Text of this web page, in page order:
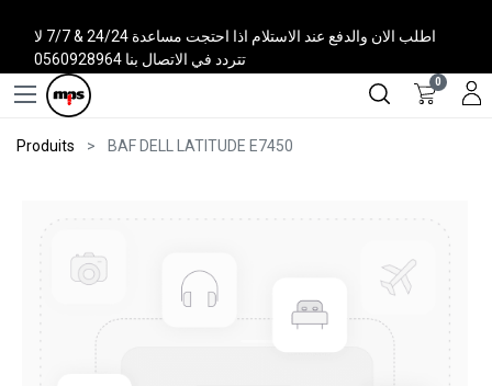
اطلب الان والدفع عند الاستلام اذا احتجت مساعدة 24/24 & 7/7 لا
تتردد في الاتصال بنا 0560928964
0
Produits BAF DELL LATITUDE E7450